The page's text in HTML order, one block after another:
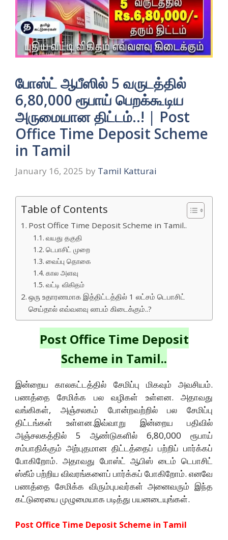
போஸ்ட் ஆபீஸில் 5 வருடத்தில்
6,80,000 ரூபாய் பெறக்கூடிய
அருமையான திட்டம்..! | Post
Office Time Deposit Scheme
in Tamil
January 16, 2025 by Tamil Katturai
Table of Contents
Post Office Time Deposit Scheme in Tamil..
வயது தகுதி
டெபாசிட் முறை
வைப்பு தொகை
கால அளவு
வட்டி விகிதம்
ஒரு உதாரணமாக இத்திட்டத்தில் 1 லட்சம் டெபாசிட்
செய்தால் எவ்வளவு லாபம் கிடைக்கும்..?
Post Office Time Deposit
Scheme in Tamil..
இன்றைய காலகட்டத்தில் சேமிப்பு மிகவும் அவசியம்.
பணத்தை சேமிக்க பல வழிகள் உள்ளன. அதாவது
வங்கிகள், அஞ்சலகம் போன்றவற்றில் பல சேமிப்பு
திட்டங்கள் உள்ளன.இவ்வாறு இன்றைய பதிவில்
அஞ்சலகத்தில் 5 ஆண்டுகளில் 6,80,000 ரூபாய்
சம்பாதிக்கும் அற்புதமான திட்டத்தைப் பற்றிப் பார்க்கப்
போகிறோம். அதாவது போஸ்ட் ஆபிஸ் டைம் டெபாசிட்
ஸ்கீம் பற்றிய விவரங்களைப் பார்க்கப் போகிறோம். எனவே
பணத்தை சேமிக்க விரும்புபவர்கள் அனைவரும் இந்த
கட்டுரையை முழுமையாக படித்து பயனடையுங்கள்.
Post Office Time Deposit Scheme in Tamil